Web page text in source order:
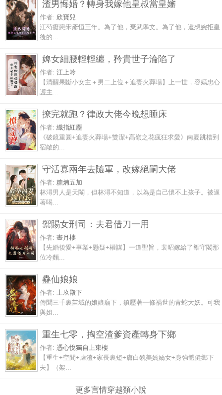
渣男悔婚？轉身我嫁他皇叔當皇嬸
作者: 欣寶兒
江芍癡戀宋彥恒三年。為了他，棄武學文。為了他，還想婉拒皇
後的...
婢女細腰輕輕纏，矜貴世子淪陷了
作者: 江上吟
【清醒果斷小女主＋男二上位＋追妻火葬場】上一世，容嫣忠心
護主...
撩完就跑？律政大佬今晚想睡床
作者: 纖指紅塵
《破鏡重圓+追妻火葬場+雙潔+高嶺之花瘋狂求愛》南夏跳槽到
宿敵的...
守活寡兩年去隨軍，改嫁絕嗣大佬
作者: 糖煵五加
林潯男人是天閹，但林潯不知道，以為是自己懷不上孩子。被逼
著喝...
禦賜女刑司：夫君借刀一用
作者: 晝月樓
【先婚後愛+事業+懸疑+權謀】一道聖旨，裴昭嫁給了禦守閣那
位冷麵...
蠱仙娘娘
作者: 上玖殿下
傳聞三千裏苗域的娘娘廟下，鎮壓著一條禍世的青蛇大妖。可我
與姐...
重生七零，掏空渣爹資產轉身下鄉
作者: 憑心悅獨自上東樓
【重生+空間+虐渣+家長裏短+膚白貌美嬌嬌女+身強體健鄉下
夫】（架...
更多言情穿越類小說